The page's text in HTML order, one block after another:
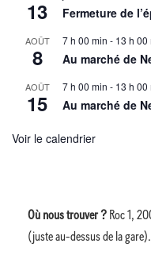
13 Fermeture de
AOÛT
8
7 h 00 min - 13 h 00
Au marché de
AOÛT
15
7 h 00 min - 13 h 00
Au marché de
Voir le calendrier
Où nous trouver ? Roc 1,
(juste au-dessus de la gare).